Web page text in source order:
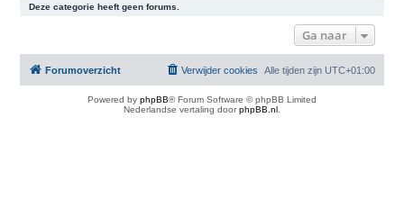
Deze categorie heeft geen forums.
Ga naar
Forumoverzicht Alle tijden zijn UTC+01:00
Verwijder cookies
Powered by phpBB® Forum Software © phpBB Limited
Nederlandse vertaling doorphpBB.nl